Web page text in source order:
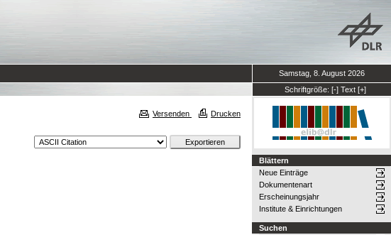
Samstag, 8. August 2026
Schriftgröße: [-] Text [+]
Versenden Drucken
Blättern
Neue Einträge
Dokumentenart
Erscheinungsjahr
Institute & Einrichtungen
Suchen